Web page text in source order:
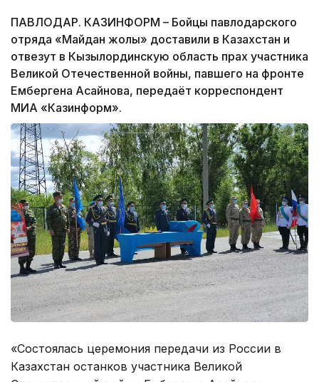
ПАВЛОДАР. КАЗИНФОРМ – Бойцы павлодарского
отряда «Майдан жолы» доставили в Казахстан и
отвезут в Кызылординскую область прах участника
Великой Отечественной войны, павшего на фронте
Ембергена Асайнова, передаёт корреспондент
МИА «Казинформ».
«Состоялась церемония передачи из России в
Казахстан останков участника Великой